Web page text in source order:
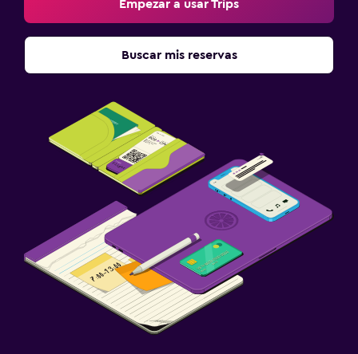
Minimercado en las instalaciones
Servicio de habitaciones
Mostrador de información turística
Check-out exprés
Check-in/check-out privado
Salas de conferencia
Actividades
Bicicletas
Juegos de mesa/rompecabezas
Empezar a usar Trips
Buscar mis reservas